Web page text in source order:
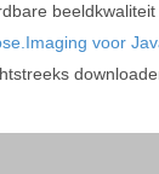
voor